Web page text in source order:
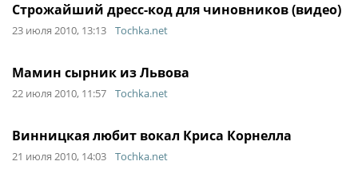
Строжайший дресс-код для чиновников (видео)
23 июля 2010, 13:13 Tochka.net
Мамин сырник из Львова
22 июля 2010, 11:57 Tochka.net
Винницкая любит вокал Криса Корнелла
21 июля 2010, 14:03 Tochka.net